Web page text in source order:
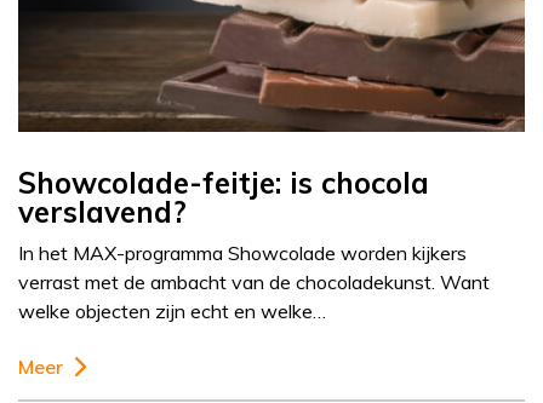
Showcolade-feitje: is chocola
verslavend?
In het MAX-programma Showcolade worden kijkers
verrast met de ambacht van de chocoladekunst. Want
welke objecten zijn echt en welke…
Meer